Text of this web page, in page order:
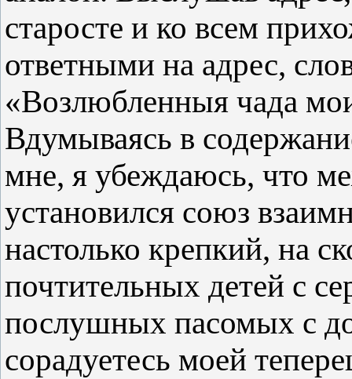
старосте и ко всем
ответными на адрес,
«Возлюбленныя чада
Вдумываясь в
мне, я убеждаюсь, что
установился союз
настолько крепкий, на
почтительных детей с
послушных пасомых с
сорадуетесь моей